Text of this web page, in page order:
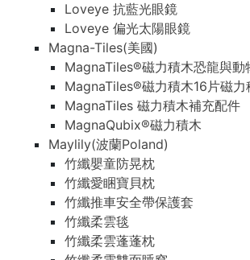
Loveye 抗藍光眼鏡
Loveye 偏光太陽眼鏡
Magna-Tiles(美國)
MagnaTiles®磁力積木恐龍與動
MagnaTiles®磁力積木16片磁力
MagnaTiles 磁力積木補充配件
MagnaQubix®磁力積木
Maylily(波蘭Poland)
竹纖嬰童防晃枕
竹纖愛睏寶貝枕
竹纖推車安全帶保護套
竹纖柔雲毯
竹纖柔雲蓬蓬枕